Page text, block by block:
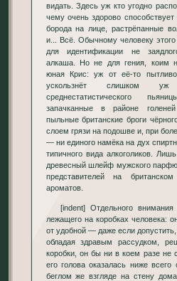
видать. Здесь уж кто угодно
чему очень здорово способствует
борода на лице, растрёпанные
и... Всё. Обычному человеку
для идентификации не
алкаша. Но не для гения, коим
юная Крис: уж от её-то
ускользнёт слишком
среднестатистического
запачканные в районе
пыльные британские броги
слоем грязи на подошве и, при
— ни единого намёка на дух
типичного вида алкоголиков.
древесный шлейф мужского
представителей на
ароматов.
[indent] Отдельного внимания заслуживала и поза
лежащего на коробках человека:
от удобной — даже если
обладая здравым рассудком,
коробки, он бы ни в коем разе не
его голова оказалась ниже всего
беглом же взгляде на стену